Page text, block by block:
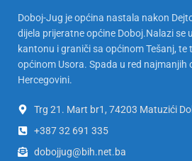
Doboj-Jug je općina nastala nakon
dijela prijeratne općine Doboj.Nalazi se
kantonu i graniči sa općinom Tešanj,
općinom Usora. Spada u red najmanjih
Hercegovini.
Trg 21. Mart br1, 74203 Matuzići
+387 32 691 335
dobojjug@bih.net.ba